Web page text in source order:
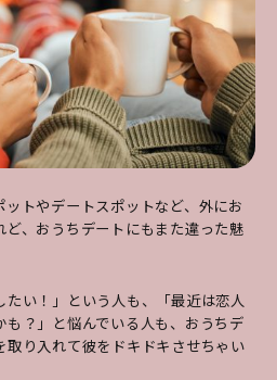
トやデートスポットなど、外にお
、おうちデートにもまた違った魅
たい！」という人も、「最近は恋人
も？」と悩んでいる人も、おうちデ
り入れて彼をドキドキさせちゃい